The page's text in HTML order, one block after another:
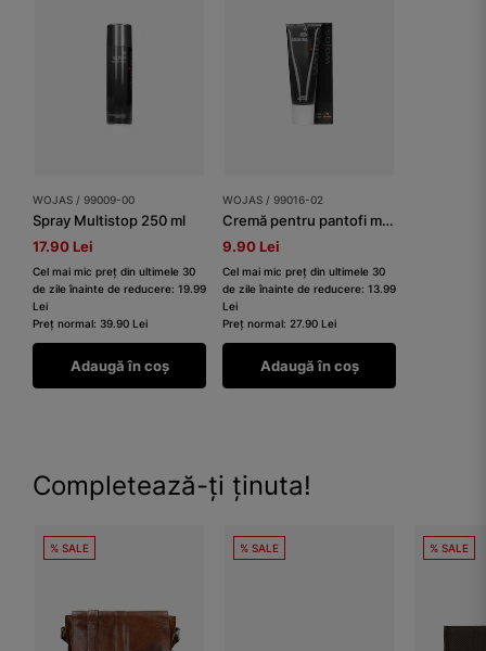
WOJAS / 99009-00
Spray Multistop 250 ml
17.90 Lei
Cel mai mic preț din ultimele 30
de zile înainte de reducere: 19.99
Lei
Preț normal: 39.90 Lei
Adaugă în coș
WOJAS / 99016-02
Cremă pentru pantofi maro 75 ml
9.90 Lei
Cel mai mic preț din ultimele 30
de zile înainte de reducere: 13.99
Lei
Preț normal: 27.90 Lei
Adaugă în coș
Completează-ți ținuta!
% SALE % SALE % SALE